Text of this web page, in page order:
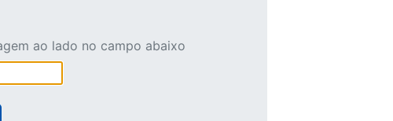
ao lado no campo abaixo